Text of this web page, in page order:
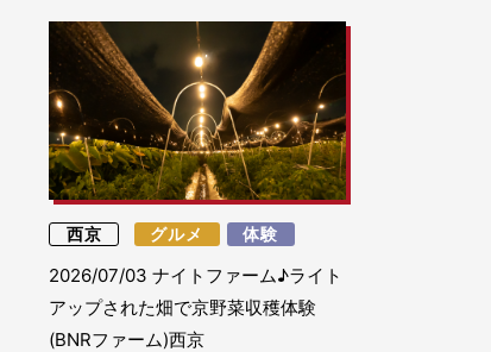
西京 グルメ 体験
2026/07/03 ナイトファーム♪ライト
アップされた畑で京野菜収穫体験
(BNRファーム)西京